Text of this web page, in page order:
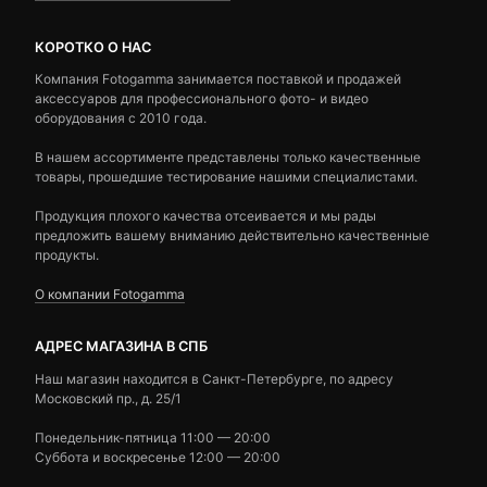
КОРОТКО О НАС
Компания Fotogamma занимается поставкой и продажей
аксессуаров для профессионального фото- и видео
оборудования с 2010 года.
В нашем ассортименте представлены только качественные
товары, прошедшие тестирование нашими специалистами.
Продукция плохого качества отсеивается и мы рады
предложить вашему вниманию действительно качественные
продукты.
О компании Fotogamma
АДРЕС МАГАЗИНА В СПБ
Наш магазин находится в Санкт-Петербурге, по адресу
Московский пр., д. 25/1
Понедельник-пятница 11:00 — 20:00
Суббота и воскресенье 12:00 — 20:00